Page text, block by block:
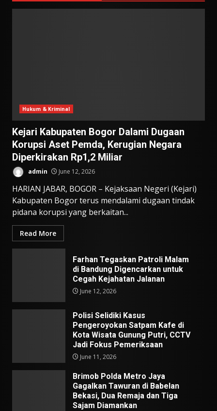
Hukum & Kriminal
Kejari Kabupaten Bogor Dalami Dugaan
Korupsi Aset Pemda, Kerugian Negara
Diperkirakan Rp1,2 Miliar
admin June 12, 2026
HARIAN JABAR, BOGOR – Kejaksaan Negeri (Kejari)
Kabupaten Bogor terus mendalami dugaan tindak
pidana korupsi yang berkaitan...
Read More
Farhan Tegaskan Patroli Malam
di Bandung Digencarkan untuk
Cegah Kejahatan Jalanan
June 12, 2026
Polisi Selidiki Kasus
Pengeroyokan Satpam Kafe di
Kota Wisata Gunung Putri, CCTV
Jadi Fokus Pemeriksaan
June 11, 2026
Brimob Polda Metro Jaya
Gagalkan Tawuran di Babelan
Bekasi, Dua Remaja dan Tiga
Sajam Diamankan